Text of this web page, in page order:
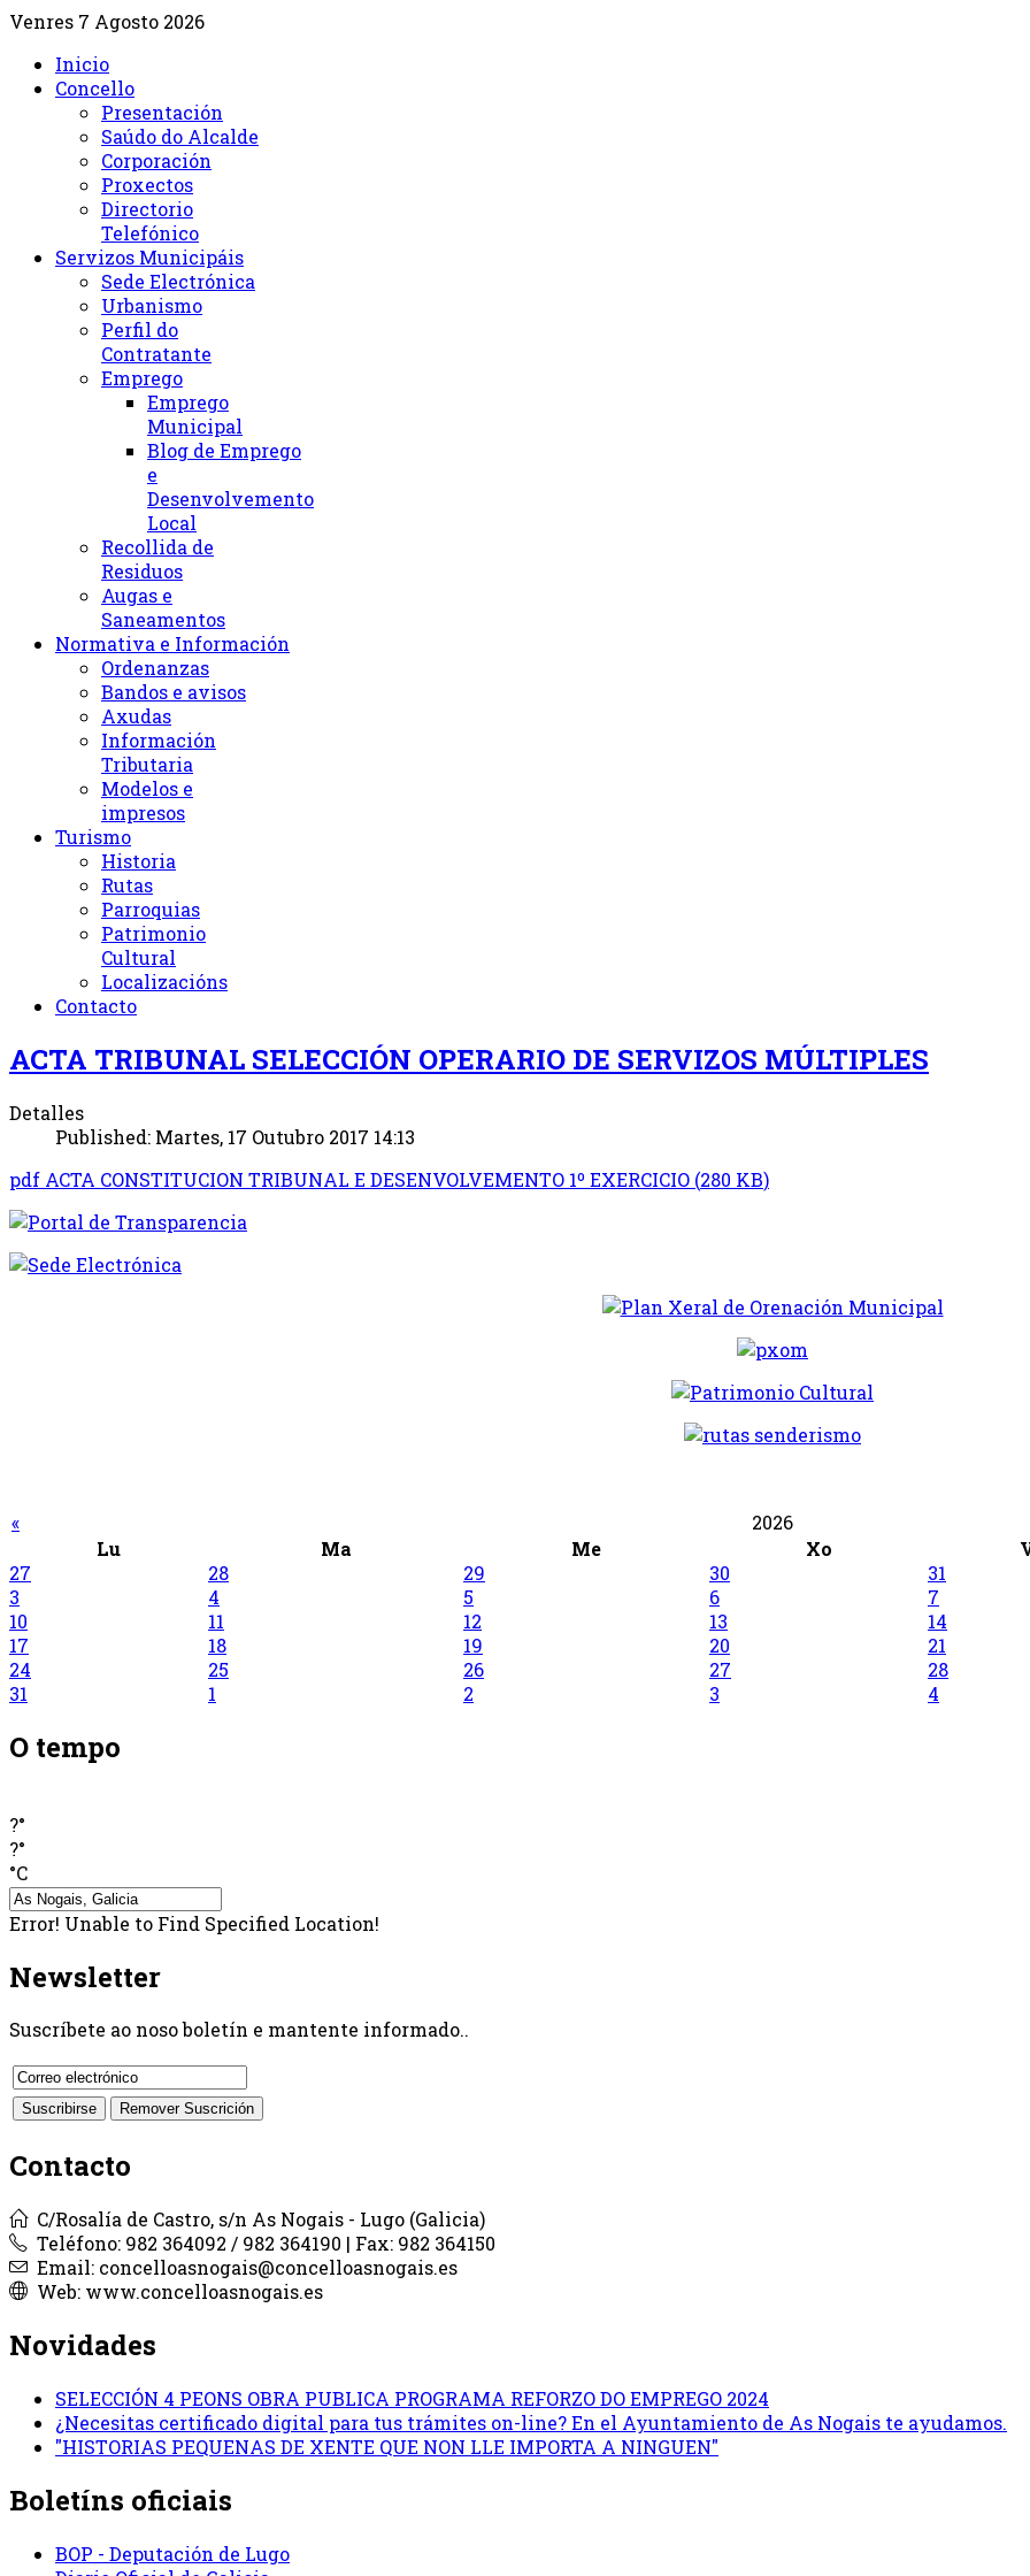
Venres 7 Agosto 2026
Inicio
Concello
Presentación
Saúdo do Alcalde
Corporación
Proxectos
Directorio
Telefónico
Servizos Municipáis
Sede Electrónica
Urbanismo
Perfil do
Contratante
Emprego
Emprego
Municipal
Blog de Emprego
e
Desenvolvemento
Local
Recollida de
Residuos
Augas e
Saneamentos
Normativa e Información
Ordenanzas
Bandos e avisos
Axudas
Información
Tributaria
Modelos e
impresos
Turismo
Historia
Rutas
Parroquias
Patrimonio
Cultural
Localizacións
Contacto
ACTA TRIBUNAL SELECCIÓN OPERARIO DE SERVIZOS MÚLTIPLES
Detalles
Published: Martes, 17 Outubro 2017 14:13
pdf ACTA CONSTITUCION TRIBUNAL E DESENVOLVEMENTO 1º EXERCICIO (280 KB)
«
2026
Lu
Ma Me Xo
27
28 29 30
31
3
4 5 6
7
10
11 12 13
14
17
18 19 20
21
24
25 26 27
28
31
1 2 3 4
O tempo
?°
?°
°C
Error! Unable to Find Specified Location!
Newsletter
Suscríbete ao noso boletín e mantente informado..
Contacto
C/Rosalía de Castro, s/n As Nogais - Lugo (Galicia)
Teléfono: 982 364092 / 982 364190 | Fax: 982 364150
Email: concelloasnogais@concelloasnogais.es
Web: www.concelloasnogais.es
Novidades
SELECCIÓN 4 PEONS OBRA PUBLICA PROGRAMA REFORZO DO EMPREGO 2024
¿Necesitas certificado digital para tus trámites on-line? En el Ayuntamiento de As Nogais te ayudamos.
"HISTORIAS PEQUENAS DE XENTE QUE NON LLE IMPORTA A NINGUEN"
Boletíns oficiais
BOP - Deputación de Lugo